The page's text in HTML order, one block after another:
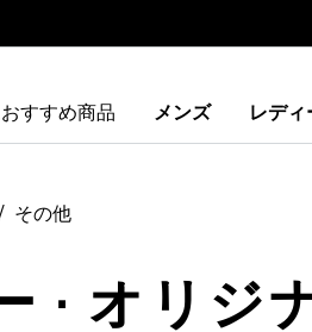
すすめ商品 メンズ レディ
その他
· オリジ